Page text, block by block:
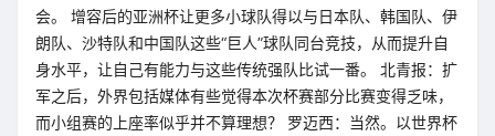
会。 增容后的亚洲杯让更多小球队得以与日本队、韩国队、伊
朗队、沙特队和中国队这些“巨人”球队同台竞技，从而提升自
身水平，让自己有能力与这些传统强队比试一番。 北青报：扩
军之后，外界包括媒体有些觉得本次杯赛部分比赛变得乏味，
而小组赛的上座率似乎并不算理想？ 罗迈西：当然。以世界杯